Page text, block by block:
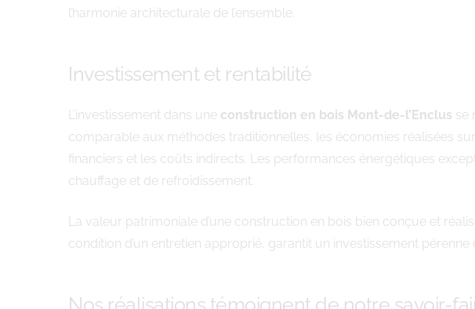
l’harmonie architecturale de l’ensemble.
Investissement et rentabilité
L’investissement dans une construction en bois Mont-de-l’Enclus se
comparable aux méthodes traditionnelles, les économies réalisées
financiers et les coûts indirects. Les performances énergétiques
chauffage et de refroidissement.
La valeur patrimoniale d’une construction en bois bien conçue et
condition d’un entretien approprié, garantit un investissement